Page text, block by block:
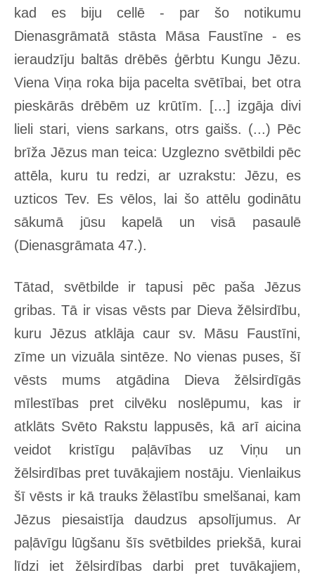
kad es biju cellē - par šo notikumu
Dienasgrāmatā stāsta Māsa Faustīne - es
ieraudzīju baltās drēbēs ģērbtu Kungu Jēzu.
Viena Viņa roka bija pacelta svētībai, bet otra
pieskārās drēbēm uz krūtīm. [...] izgāja divi
lieli stari, viens sarkans, otrs gaišs. (...) Pēc
brīža Jēzus man teica: Uzglezno svētbildi pēc
attēla, kuru tu redzi, ar uzrakstu: Jēzu, es
uzticos Tev. Es vēlos, lai šo attēlu godinātu
sākumā jūsu kapelā un visā pasaulē
(Dienasgrāmata 47.).
Tātad, svētbilde ir tapusi pēc paša Jēzus
gribas. Tā ir visas vēsts par Dieva žēlsirdību,
kuru Jēzus atklāja caur sv. Māsu Faustīni,
zīme un vizuāla sintēze. No vienas puses, šī
vēsts mums atgādina Dieva žēlsirdīgās
mīlestības pret cilvēku noslēpumu, kas ir
atklāts Svēto Rakstu lappusēs, kā arī aicina
veidot kristīgu paļāvības uz Viņu un
žēlsirdības pret tuvākajiem nostāju. Vienlaikus
šī vēsts ir kā trauks žēlastību smelšanai, kam
Jēzus piesaistīja daudzus apsolījumus. Ar
paļāvīgu lūgšanu šīs svētbildes priekšā, kurai
līdzi iet žēlsirdības darbi pret tuvākajiem,